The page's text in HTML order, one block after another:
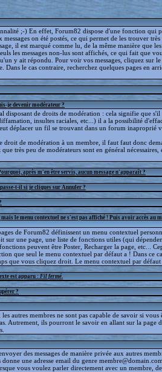
;-) En effet, Forum82 dispose d'une fonction qui
on été postés, ce qui permet de les trouver
il est marqué comme lu, de la même manière que les
les messages non-lus sont affichés, ce qui fait que
y ait répondu. Pour voir vos messages, cliquez sur
Dans le cas contraire, recherchez quelques pages en
je devenir modérateur ?
disposant de droits de modération : cela signifie que
insultes raciales, etc...) il a la possibilité
déplacer un fil se trouvant dans un forum inaproprié
droit de modération à un membre, il faut faut donc
très peu de modérateurs sont en général nécessaires,
après m'en être servis, aucun message n'apparaît ?
t-il si je cliques sur Annuler ?
le menu contextuel ne s'est pas affiché ! Puis avoir accès au
de Forum82 définissent un menu contextuel
sur une page, une liste de fonctions utiles (qui
peuvent être Poster, Recharger la page, etc...
que seul le menu contextuel par défaut a ! Dans ce
que vous cliquez droit. Le menu contextuel par
est apparu : Fil fermé
?
autres membres ne sont pas capable de savoir si vous
Autrement, ils pourront le savoir en allant sur la page
des messages de manière privée aux autres
une adresse email du genre
vous voulez parler directement avec un membre,